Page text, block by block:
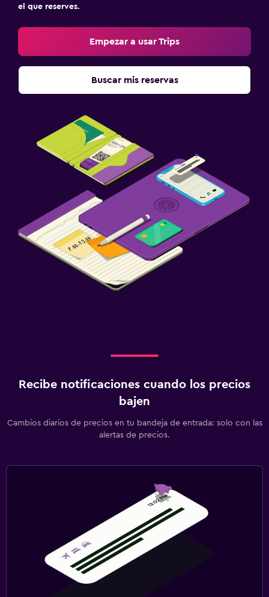
el que reserves.
Empezar a usar Trips
Buscar mis reservas
Recibe notificaciones cuando los precios
bajen
Cambios diarios de precios en tu bandeja de entrada: solo con las
alertas de precios.